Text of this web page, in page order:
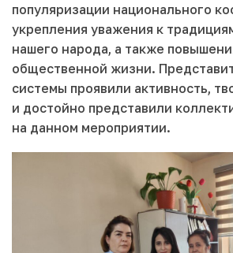
популяризации национального
укрепления уважения к
нашего народа, а также
общественной жизни.
системы проявили активность,
и достойно представили
на данном мероприятии.